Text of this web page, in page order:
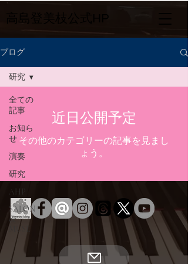
​高島登美枝公式HP
ブログ
全ての
記事
お知ら
せ
演奏
研究
AHP
SALON
de
MUSE
研究
近日公開予定
その他のカテゴリーの記事を見まし
ょう。